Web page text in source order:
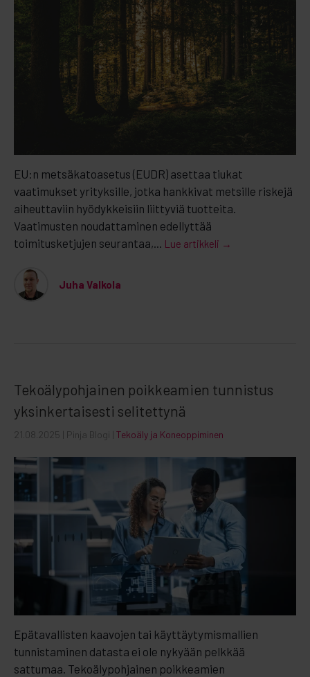
EU:n metsäkatoasetus (EUDR) asettaa tiukat
vaatimukset yrityksille, jotka hankkivat metsille riskejä
aiheuttaviin hyödykkeisiin liittyviä tuotteita.
Vaatimusten noudattaminen edellyttää
toimitusketjujen seurantaa,... Lue artikkeli →
Juha Valkola
Tekoälypohjainen poikkeamien tunnistus
yksinkertaisesti selitettynä
21.08.2025 | Pinja Blogi | Tekoäly ja Koneoppiminen
Epätavallisten kaavojen tai käyttäytymismallien
tunnistaminen datasta ei ole nykyään pelkkää
sattumaa. Tekoälypohjainen poikkeamien